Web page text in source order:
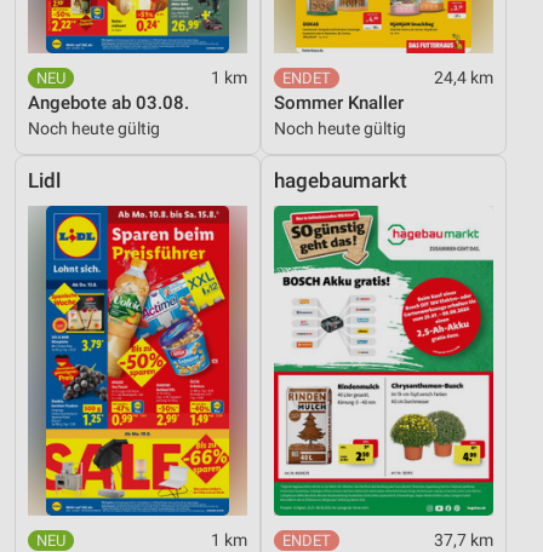
1 km
Angebote ab 03.08.
Noch heute gültig
24,4 km
Sommer Knaller
Noch heute gültig
Lidl
1 km
hagebaumarkt
37,7 km